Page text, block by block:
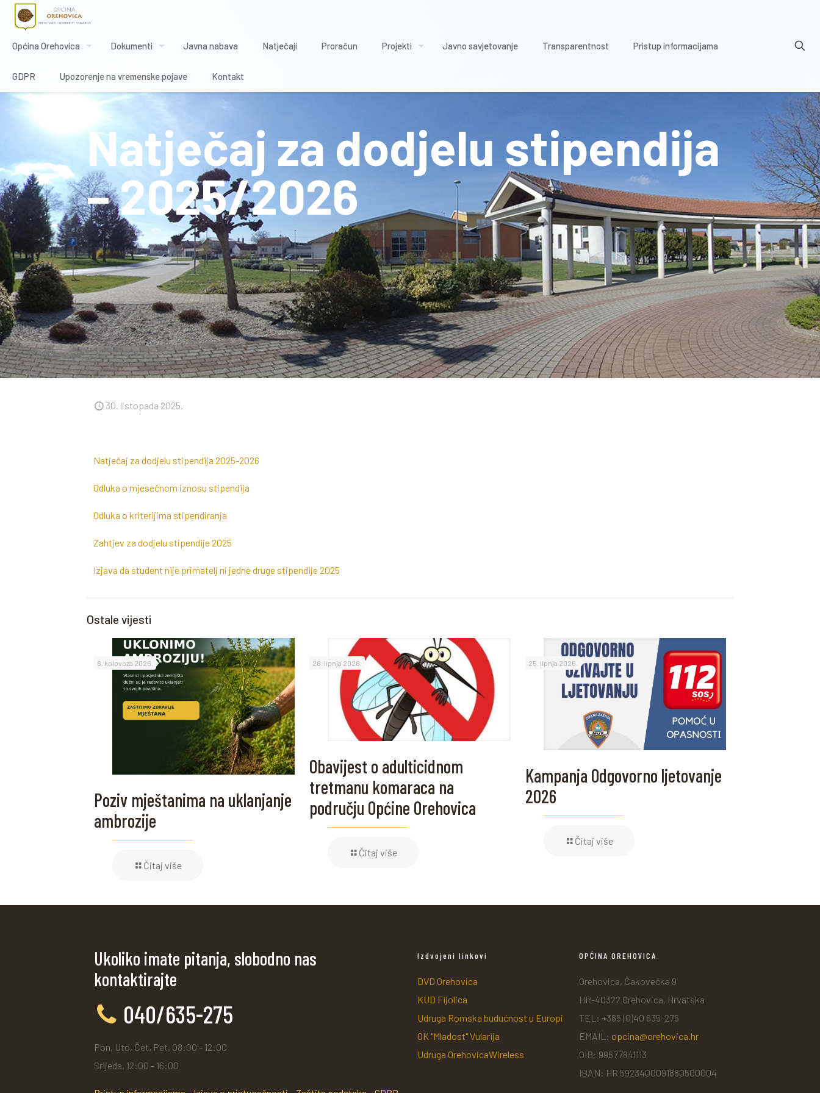
Općina Orehovica Dokumenti Javna nabava Natječaji Proračun Projekti Javno savjetovanje Transparentnost Pristup informacijama
GDPR Upozorenje na vremenske pojave Kontakt
Natječaj za dodjelu stipendija
– 2025/2026
30. listopada 2025.
Natječaj za dodjelu stipendija 2025-2026
Odluka o mjesečnom iznosu stipendija
Odluka o kriterijima stipendiranja
Zahtjev za dodjelu stipendije 2025
Izjava da student nije primatelj ni jedne druge stipendije 2025
Ostale vijesti
6. kolovoza 2026.
Poziv mještanima na uklanjanje
ambrozije
Čitaj više
26. lipnja 2026.
Obavijest o adulticidnom
tretmanu komaraca na
području Općine Orehovica
Čitaj više
25. lipnja 2026.
Kampanja Odgovorno ljetovanje
2026
Čitaj više
Ukoliko imate pitanja, slobodno nas
kontaktirajte
040/635-275
Pon, Uto, Čet, Pet, 08:00 - 12:00
Srijeda, 12:00 - 16:00
Izdvojeni linkovi
DVD Orehovica
KUD Fijolica
Udruga Romska budućnost u Europi
OK "Mladost" Vularija
Udruga OrehovicaWireless
OPĆINA OREHOVICA
Orehovica, Čakovečka 9
HR-40322 Orehovica, Hrvatska
TEL: +385 (0)40 635-275
EMAIL: opcina@orehovica.hr
OIB: 99677841113
IBAN: HR 5923400091860500004